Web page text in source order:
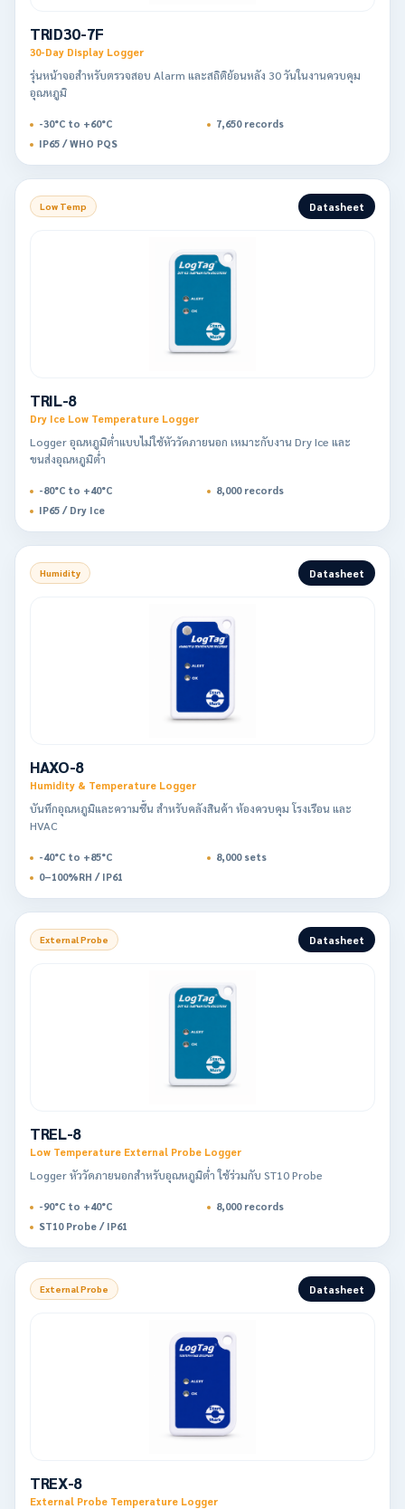
TRID30-7F
30-Day Display Logger
รุ่นหน้าจอสำหรับตรวจสอบ Alarm และสถิติย้อนหลัง 30 วันในงานควบคุม
อุณหภูมิ
-30°C to +60°C
7,650 records
IP65 / WHO PQS
Low Temp Datasheet
TRIL-8
Dry Ice Low Temperature Logger
Logger อุณหภูมิต่ำแบบไม่ใช้หัววัดภายนอก เหมาะกับงาน Dry Ice และ
ขนส่งอุณหภูมิต่ำ
-80°C to +40°C
8,000 records
IP65 / Dry Ice
Humidity Datasheet
HAXO-8
Humidity & Temperature Logger
บันทึกอุณหภูมิและความชื้น สำหรับคลังสินค้า ห้องควบคุม โรงเรือน และ
HVAC
-40°C to +85°C
8,000 sets
0–100%RH / IP61
External Probe Datasheet
TREL-8
Low Temperature External Probe Logger
Logger หัววัดภายนอกสำหรับอุณหภูมิต่ำ ใช้ร่วมกับ ST10 Probe
-90°C to +40°C
8,000 records
ST10 Probe / IP61
External Probe Datasheet
TREX-8
External Probe Temperature Logger